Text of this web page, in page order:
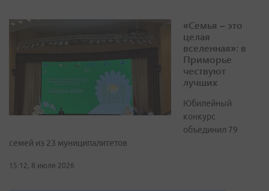
«Семья – это
целая
вселенная»: в
Приморье
чествуют
лучших
Юбилейный
конкурс
объединил 79
семей из 23 муниципалитетов
15:12, 8 июля 2026